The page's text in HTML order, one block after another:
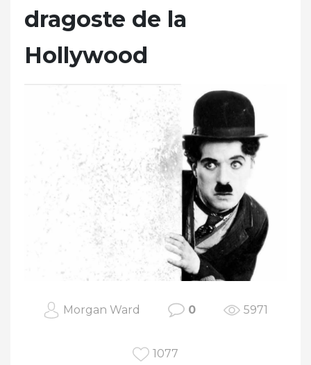
dragoste de la
Hollywood
Morgan Ward 0 5971
1077